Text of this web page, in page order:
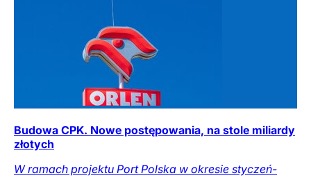
Budowa CPK. Nowe postępowania, na stole miliardy
złotych
W ramach projektu Port Polska w okresie styczeń-